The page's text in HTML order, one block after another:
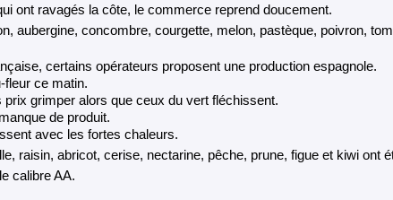
ont ravagés la côte, le commerce reprend doucement.
aubergine, concombre, courgette, melon, pastèque, poivron,
certains opérateurs proposent une production espagnole.
fleur ce matin.
prix grimper alors que ceux du vert fléchissent.
de produit.
avec les fortes chaleurs.
raisin, abricot, cerise, nectarine, pêche, prune, figue et kiwi ont
calibre AA.